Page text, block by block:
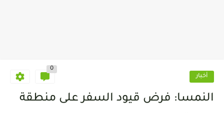
أخبار
0
النمسا: فرض قيود السفر على منطقة